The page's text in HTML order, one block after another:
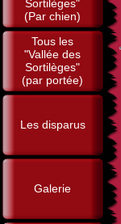
Sortilèges"
(Par chien)
Tous les
"Vallée des
Sortilèges"
(par portée)
Les disparus
Galerie